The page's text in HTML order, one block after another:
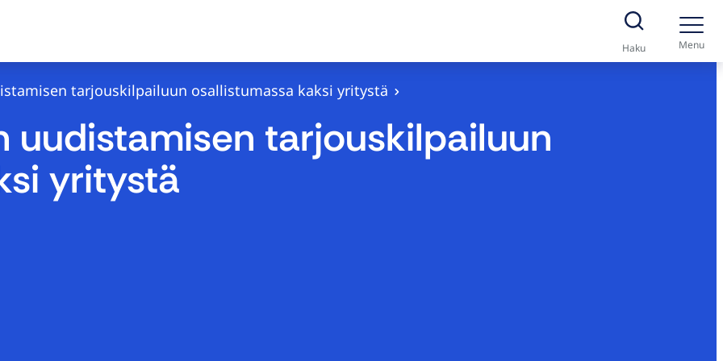
Haku Menu
tarjouskilpailuun osallistumassa kaksi yritystä
uudistamisen tarjouskilpailuun
yritystä